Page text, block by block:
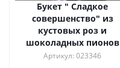
Букет " Сладкое
совершенство" из
кустовых роз и
шоколадных пионов
Артикул: 023346